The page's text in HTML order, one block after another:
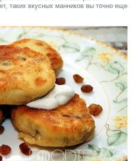
таких вкусных манников вы точно еще